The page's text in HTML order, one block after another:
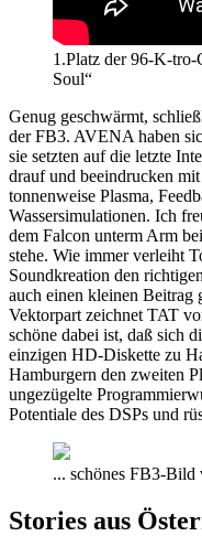
1.Platz der 96-K-
Soul“
Genug geschwärmt,
der FB3. AVENA haben
sie setzten auf die letzte
drauf und beeindrucken
tonnenweise Plasma,
Wassersimulationen. Ich
dem Falcon unterm Arm
stehe. Wie immer verleiht
Soundkreation den
auch einen kleinen Beitrag
Vektorpart zeichnet TAT
schöne dabei ist, daß sich
einzigen HD-Diskette zu
Hamburgern den zweiten
ungezügelte
Potentiale des DSPs und
... schönes FB3-
Stories aus